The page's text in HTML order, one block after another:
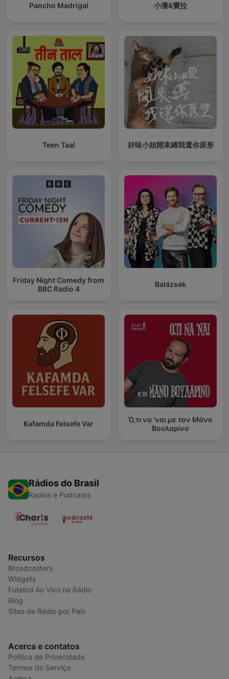
Pancho Madrigal 小潘&寶拉
Teen Taal 好味小姐開束縛我還你原形
Friday Night Comedy from
BBC Radio 4
Balázsék
Kafamda Felsefe Var
Ό,τι να 'ναι με τον Μάνο
Βουλαρίνο
Rádios do Brasil
Radios e Podcasts
Recursos
Broadcasters
Widgets
Futebol Ao Vivo na Rádio
Blog
Sites de Rádio por País
Acerca e contatos
Política de Privacidade
Termos do Serviço